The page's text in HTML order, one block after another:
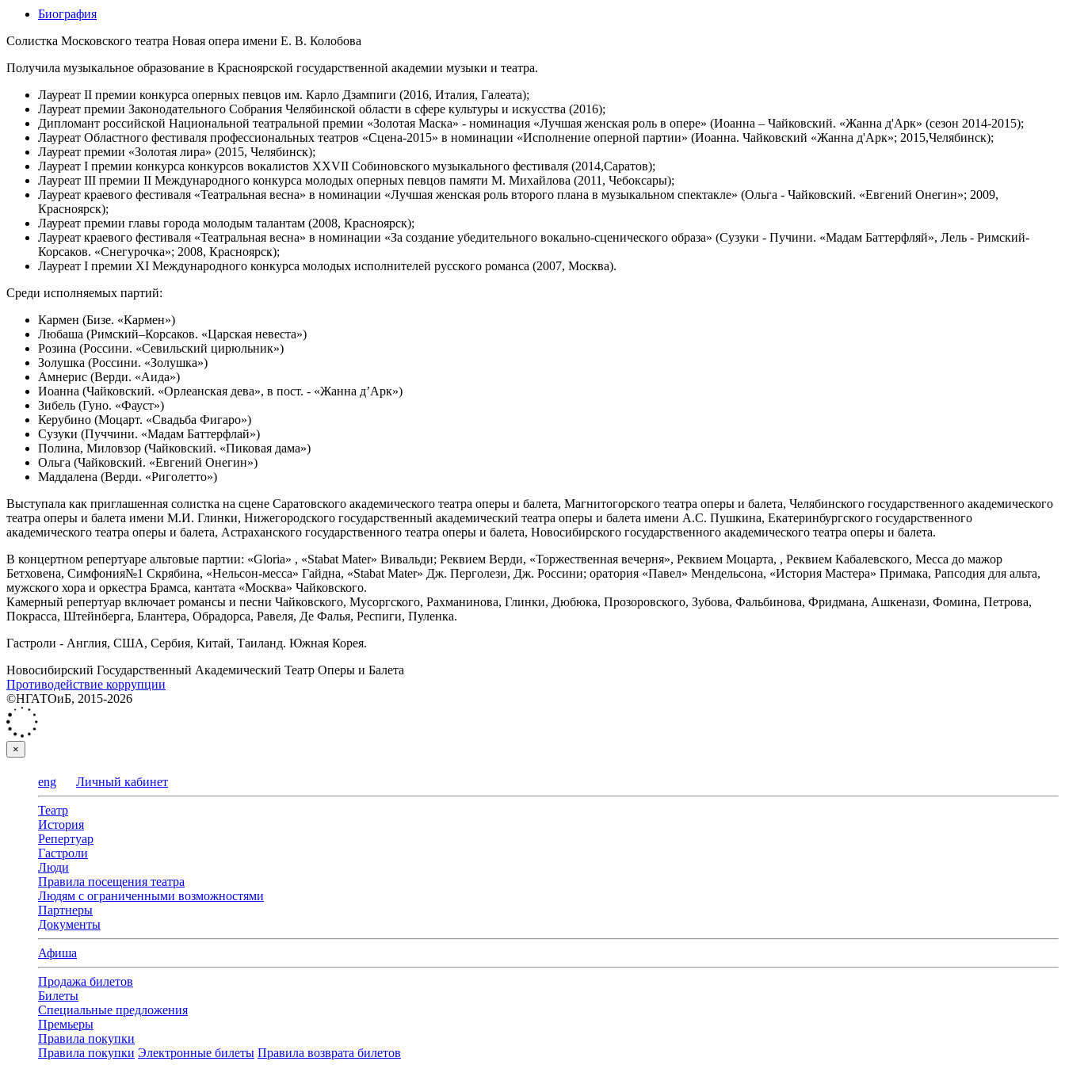
Биография
Солистка Московского театра Новая опера имени Е. В. Колобова
Получила музыкальное образование в Красноярской государственной академии музыки и театра.
Лауреат II премии конкурса оперных певцов им. Карло Дзампиги (2016, Италия, Галеата);
Лауреат премии Законодательного Собрания Челябинской области в сфере культуры и искусства (2016);
Дипломант российской Национальной театральной премии «Золотая Маска» - номинация «Лучшая женская роль в опере» (Иоанна – Чайковский. «Жанна д'Арк» (сезон 2014-2015);
Лауреат Областного фестиваля профессиональных театров «Сцена-2015» в номинации «Исполнение оперной партии» (Иоанна. Чайковский «Жанна д'Арк»; 2015,Челябинск);
Лауреат премии «Золотая лира» (2015, Челябинск);
Лауреат I премии конкурса конкурсов вокалистов XXVII Собиновского музыкального фестиваля (2014,Саратов);
Лауреат III премии II Международного конкурса молодых оперных певцов памяти М. Михайлова (2011, Чебоксары);
Лауреат краевого фестиваля «Театральная весна» в номинации «Лучшая женская роль второго плана в музыкальном спектакле» (Ольга - Чайковский. «Евгений Онегин»; 2009,
Красноярск);
Лауреат премии главы города молодым талантам (2008, Красноярск);
Лауреат краевого фестиваля «Театральная весна» в номинации «За создание убедительного вокально-сценического образа» (Сузуки - Пучини. «Мадам Баттерфляй», Лель - Римский-
Корсаков. «Снегурочка»; 2008, Красноярск);
Лауреат I премии XI Международного конкурса молодых исполнителей русского романса (2007, Москва).
Среди исполняемых партий:
Кармен (Бизе. «Кармен»)
Любаша (Римский–Корсаков. «Царская невеста»)
Розина (Россини. «Севильский цирюльник»)
Золушка (Россини. «Золушка»)
Амнерис (Верди. «Аида»)
Иоанна (Чайковский. «Орлеанская дева», в пост. - «Жанна д’Арк»)
Зибель (Гуно. «Фауст»)
Керубино (Моцарт. «Свадьба Фигаро»)
Сузуки (Пуччини. «Мадам Баттерфлай»)
Полина, Миловзор (Чайковский. «Пиковая дама»)
Ольга (Чайковский. «Евгений Онегин»)
Маддалена (Верди. «Риголетто»)
Выступала как приглашенная солистка на сцене Саратовского академического театра оперы и балета, Магнитогорского театра оперы и балета, Челябинского государственного академического
театра оперы и балета имени М.И. Глинки, Нижегородского государственный академический театра оперы и балета имени А.С. Пушкина, Екатеринбургского государственного
академического театра оперы и балета, Астраханского государственного театра оперы и балета, Новосибирского государственного академического театра оперы и балета.
В концертном репертуаре альтовые партии: «Gloria» , «Stabat Mater» Вивальди; Реквием Верди, «Торжественная вечерня», Реквием Моцарта, , Реквием Кабалевского, Месса до мажор
Бетховена, Симфония№1 Скрябина, «Нельсон-месса» Гайдна, «Stabat Mater» Дж. Перголези, Дж. Россини; оратория «Павел» Мендельсона, «История Мастера» Примака, Рапсодия для альта,
мужского хора и оркестра Брамса, кантата «Москва» Чайковского.
Камерный репертуар включает романсы и песни Чайковского, Мусоргского, Рахманинова, Глинки, Дюбюка, Прозоровского, Зубова, Фальбинова, Фридмана, Ашкенази, Фомина, Петрова,
Покрасса, Штейнберга, Блантера, Обрадорса, Равеля, Де Фалья, Респиги, Пуленка.
Гастроли - Англия, США, Сербия, Китай, Таиланд. Южная Корея.
Новосибирский Государственный Академический Театр Оперы и Балета
Противодействие коррупции
©НГАТОиБ, 2015-2026
×
eng Личный кабинет
Театр
История
Репертуар
Гастроли
Люди
Правила посещения театра
Людям с ограниченными возможностями
Партнеры
Документы
Афиша
Продажа билетов
Билеты
Специальные предложения
Премьеры
Правила покупки
Правила покупки Электронные билеты Правила возврата билетов